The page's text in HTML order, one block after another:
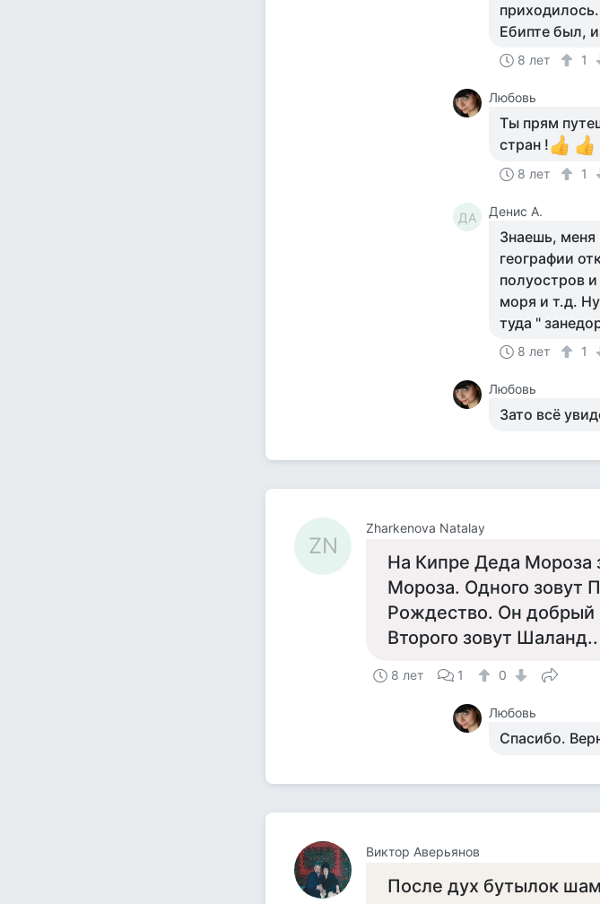
Ебипте был,
8 лет 1
Любовь
Ты прям
стран !
8 лет 1
ДА Денис А.
Знаешь, меня
географии
полуостров
моря и т.д.
туда "
8 лет 1
Любовь
Зато всё
ZN
Zharkenova Natalay
На Кипре Деда Мороза
Мороза. Одного зовут
Рождество. Он добрый
Второго зовут Шаланд..
8 лет 1 0
Любовь
Спасибо.
Виктор Аверьянов
После дух бутылок